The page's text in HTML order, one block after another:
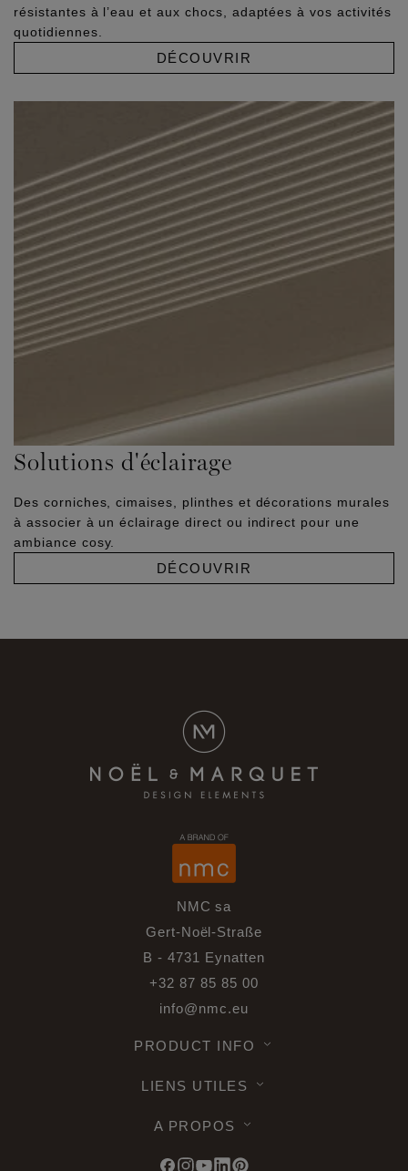
résistantes à l’eau et aux chocs, adaptées à vos activités
quotidiennes.
DÉCOUVRIR
Solutions d'éclairage
Des corniches, cimaises, plinthes et décorations murales
à associer à un éclairage direct ou indirect pour une
ambiance cosy.
DÉCOUVRIR
NMC sa
Gert-Noël-Straße
B - 4731 Eynatten
+32 87 85 85 00
info@nmc.eu
PRODUCT INFO
LIENS UTILES
A PROPOS